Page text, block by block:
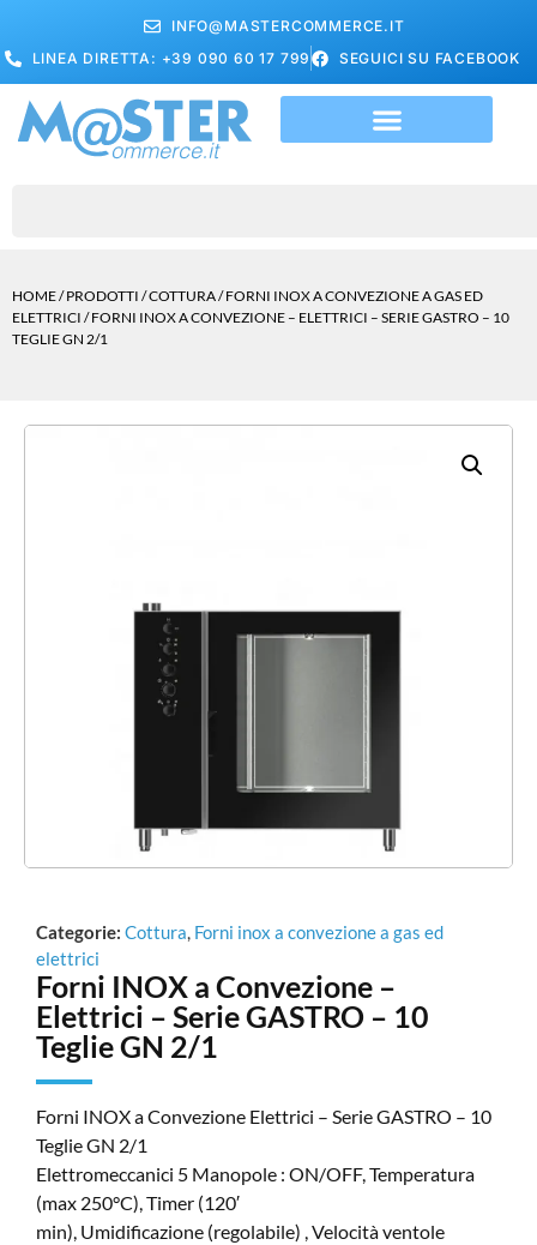
INFO@MASTERCOMMERCE.IT
LINEA DIRETTA: +39 090 60 17 799
SEGUICI SU FACEBOOK
HOME/PRODOTTI /COTTURA/FORNI INOX A CONVEZIONE A GAS ED
ELETTRICI / FORNI INOX A CONVEZIONE – ELETTRICI – SERIE GASTRO – 10
TEGLIE GN 2/1
Categorie: Cottura, Forni inox a convezione a gas ed
elettrici
Forni INOX a Convezione –
Elettrici – Serie GASTRO – 10
Teglie GN 2/1
Forni INOX a Convezione Elettrici – Serie GASTRO – 10
Teglie GN 2/1
Elettromeccanici 5 Manopole : ON/OFF, Temperatura
(max 250°C), Timer (120′
min), Umidificazione (regolabile) , Velocità ventole